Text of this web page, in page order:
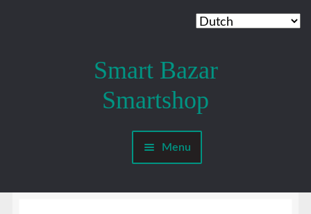
Smart Bazar
Smartshop
Menu
SMARTSHOP
Submenu